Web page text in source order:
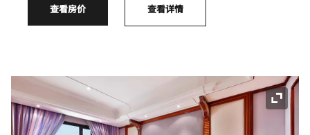
查看房价 查看详情
展开